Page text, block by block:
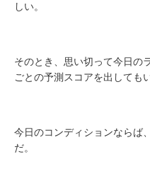
しい。
そのとき、思い切って今日の
ごとの予測スコアを出しても
今日のコンディションならば
だ。